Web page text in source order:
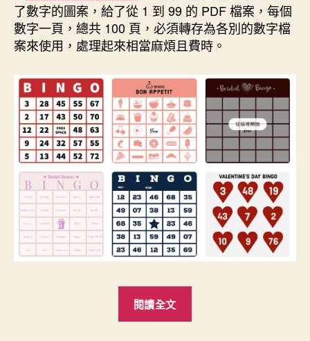
工
具”
了數字的圖案，給了從 1 到 99 的 PDF 檔案，每個
數字一頁，總共 100 頁，必須轉存為各別的數字檔
案來使用，處理起來相當麻煩且費時。
閱讀全文